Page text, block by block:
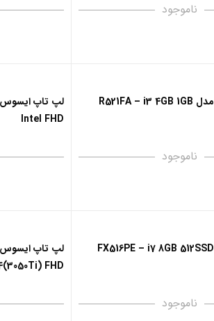
ناموجود
لپ تاپ ایسوس مدل R521FA – i3 4GB 1GB
ناموجود
Intel FHD
لپ تاپ ایسوس FX516PE – i7 8GB 512SSD
ناموجود
FHD